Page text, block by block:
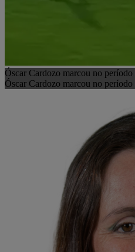
Óscar Cardozo marcou no período
Óscar Cardozo marcou no período